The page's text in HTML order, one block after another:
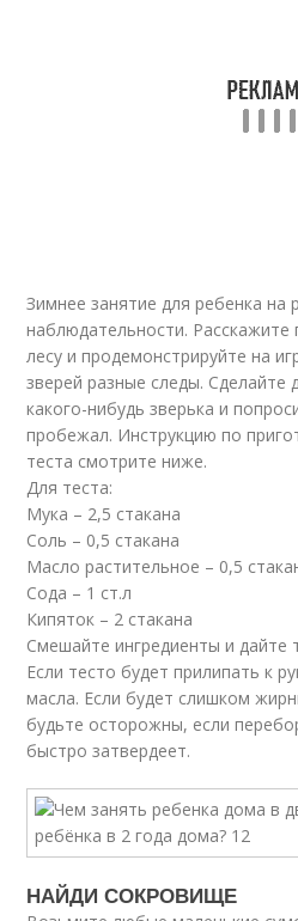
Зимнее занятие для ребенка на
наблюдательности.
лесу и продемонстрируйте на
зверей разные следы. Сделайте
какого-нибудь зверька и
пробежал. Инструкцию по
теста смотрите ниже.
Для теста:
Мука – 2,5 стакана
Соль – 0,5 стакана
Масло растительное – 0,5
Сода – 1 ст.л
Кипяток – 2 стакана
Смешайте ингредиенты и дайте
Если тесто будет прилипать к
масла. Если будет слишком
будьте осторожны, если
быстро затвердеет.
НАЙДИ СОКРОВИЩЕ